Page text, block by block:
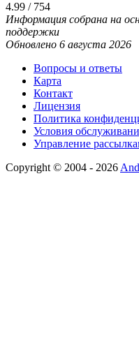
4.99 / 754
Информация собрана на
поддержки
Обновлено 6 августа 2026
Вопросы и ответы
Карта
Контакт
Лицензия
Политика
Условия
Управление
Copyright © 2004 - 2026